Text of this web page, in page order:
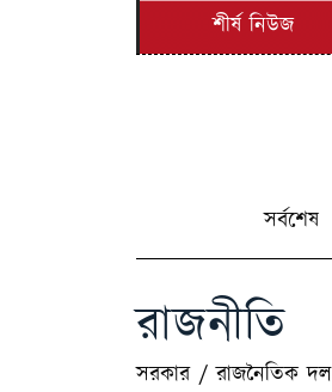
শীর্ষ নিউজশেখ
সর্বশেষ
রাজনীতি
সরকার/রাজনৈতিক দল